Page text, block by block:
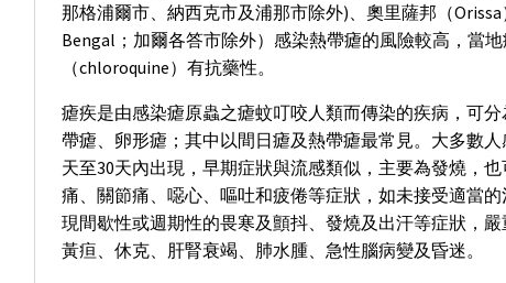
那格浦爾市、納西克市及浦那市除外)、奧里薩邦（
Bengal；加爾各答市除外）感染熱帶瘧的風險較高，當
（chloroquine）有抗藥性。
瘧疾是由感染瘧原蟲之瘧蚊叮咬人類而傳染的疾病，可
帶瘧、卵形瘧；其中以間日瘧及熱帶瘧最常見。大多數
天至30天內出現，早期症狀與流感類似，主要為發燒，
痛、關節痛、噁心、嘔吐和疲倦等症狀，如未接受適當
現間歇性或週期性的畏寒及顫抖、發燒及出汗等症狀，嚴
黃疸、休克、肝腎衰竭、肺水腫、急性腦病變及昏迷。